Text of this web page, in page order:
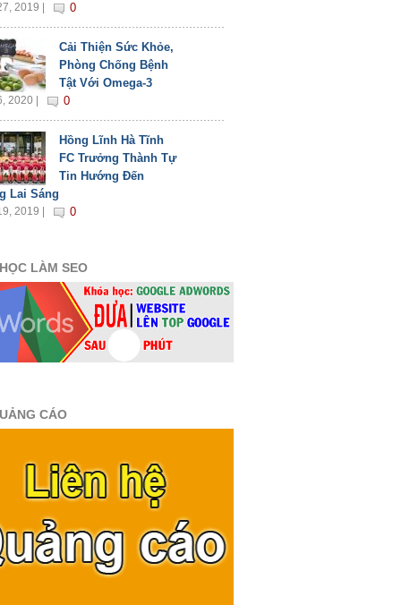
2019 | 0
Cải Thiện Sức Khỏe,
Phòng Chống Bệnh
Tật Với Omega-3
2020 | 0
Hồng Lĩnh Hà Tĩnh
FC Trưởng Thành Tự
Tin Hướng Đến
Lai Sáng
2019 | 0
LÀM SEO
CÁO